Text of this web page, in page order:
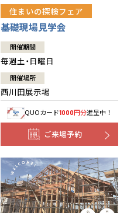
住まいの探検フェア
基礎現場見学会
開催期間
毎週土・日曜日
開催場所
西川田展示場
QUOカード1000円分進呈中！
ご来場予約